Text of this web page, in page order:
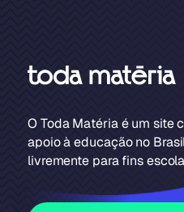
O Toda Matéria é um site
apoio à educação no
livremente para fins